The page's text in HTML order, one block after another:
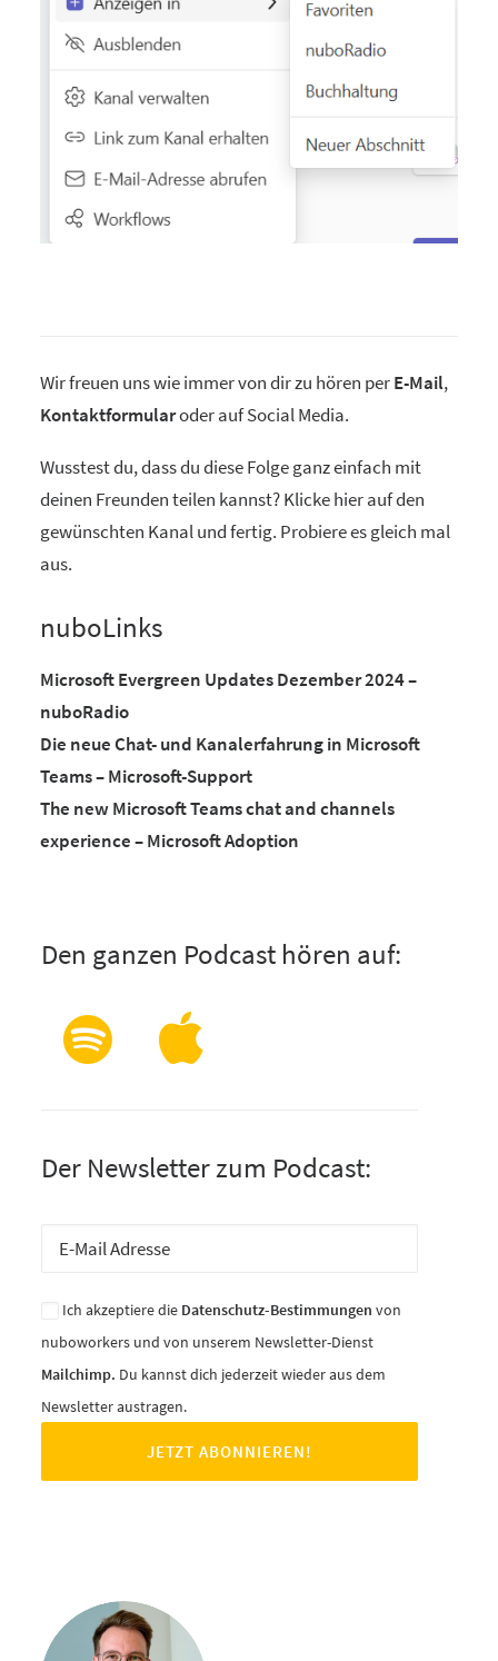
Wir freuen uns wie immer von dir zu hören perE-Mail,
Kontaktformularoder auf Social Media.
Wusstest du, dass du diese Folge ganz einfach mit
deinen Freunden teilen kannst? Klicke hier auf den
gewünschten Kanal und fertig. Probiere es gleich mal
aus.
nuboLinks
Microsoft Evergreen Updates Dezember 2024 –
nuboRadio
Die neue Chat- und Kanalerfahrung in Microsoft
Teams – Microsoft-Support
The new Microsoft Teams chat and channels
experience – Microsoft Adoption
Den ganzen Podcast hören auf:
Der Newsletter zum Podcast:
Ich akzeptiere die Datenschutz-Bestimmungen von
nuboworkers und von unserem Newsletter-Dienst
Mailchimp. Du kannst dich jederzeit wieder aus dem
Newsletter austragen.